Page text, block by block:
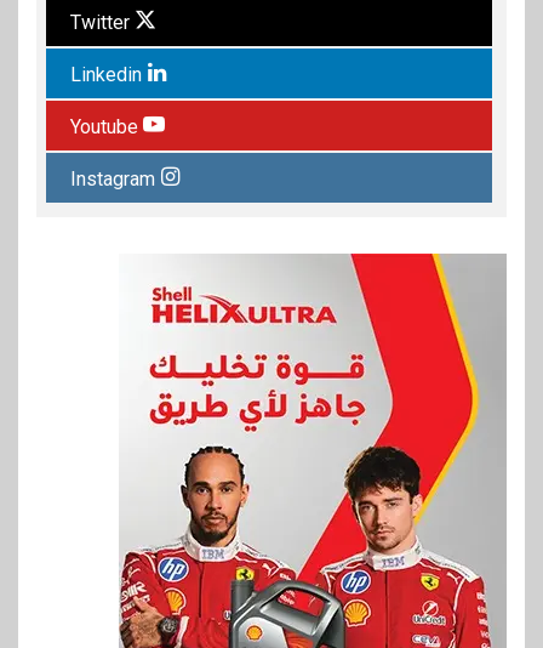
Twitter
Linkedin
Youtube
Instagram